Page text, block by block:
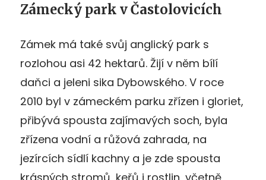
Zámecký park v Častolovicích
Zámek má také svůj anglický park s
rozlohou asi 42 hektarů. Žijí v něm bílí
daňci a jeleni sika Dybowského. V roce
2010 byl v zámeckém parku zřízen i gloriet,
přibývá spousta zajímavých soch, byla
zřízena vodní a růžová zahrada, na
jezírcích sídlí kachny a je zde spousta